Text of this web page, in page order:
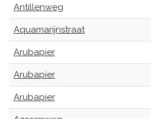
Antillenweg
Aquamarijnstraat
Arubapier
Arubapier
Arubapier